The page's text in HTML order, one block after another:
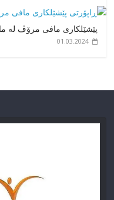
پێشێلکاری مافی مرۆڤ لە
01.03.2024